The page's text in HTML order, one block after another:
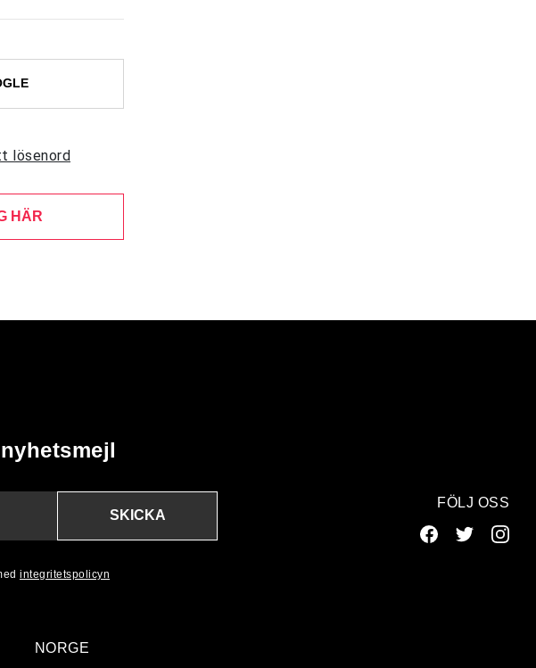
lösenord
HÄR
SKICKA
integritetspolicyn
FÖLJ OSS
NORGE